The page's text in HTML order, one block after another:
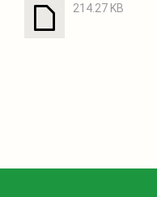
214.27 KB